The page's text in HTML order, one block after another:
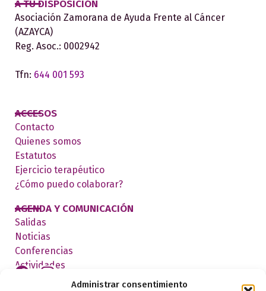
Administrar consentimiento
A TU DISPOSICIÓN
Asociación Zamorana de Ayuda Frente al Cáncer
(AZAYCA)
Reg. Asoc.: 0002942
Tfn: 644 001 593
ACCESOS
Contacto
Quienes somos
Estatutos
Ejercicio terapéutico
¿Cómo puedo colaborar?
AGENDA Y COMUNICACIÓN
Salidas
Noticias
Conferencias
Actividades